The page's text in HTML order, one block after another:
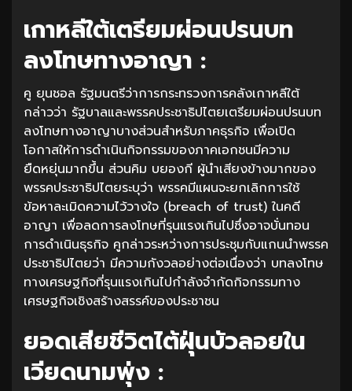
เกาหลีใต้เตรียมผ่อนปรนบท
ลงโทษทางอาญา :
คู ยุนชอล รัฐมนตรีว่าการกระทรวงการคลังเกาหลีใต้
กล่าวว่า รัฐบาลและพรรคประชาธิปไตยเตรียมผ่อนปรนบท
ลงโทษทางอาญาบางส่วนสำหรับภาคธุรกิจ เพื่อเปิด
โอกาสให้การดำเนินกิจกรรมของภาคเอกชนมีความ
ยืดหยุ่นมากขึ้น ส่วนคิม บยองกี ผู้นำเสียงข้างมากของ
พรรคประชาธิปไตยระบุว่า พรรคมีแผนจะยกเลิกการใช้
ข้อหาละเมิดความไว้วางใจ (breach of trust) ในคดี
อาญา เพื่อลดการลงโทษที่รุนแรงเกินไปซึ่งอาจบั่นทอน
การดำเนินธุรกิจ คูกล่าวระหว่างการประชุมกับแกนนำพรรค
ประชาธิปไตยว่า มีความกังวลอย่างต่อเนื่องว่า บทลงโทษ
ทางเศรษฐกิจที่รุนแรงเกินไปกำลังจำกัดกิจกรรมทาง
เศรษฐกิจเชิงสร้างสรรค์ของประชาชน
ยอดเสียชีวิตไต้ฝุ่นบัวลอยใน
เวียดนามพุ่ง :